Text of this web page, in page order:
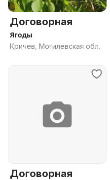
Договорная
Ягоды
Кричев, Могилевская обл.
Договорная